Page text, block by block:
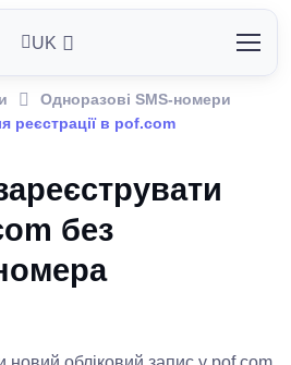
UK
Одноразові SMS-номери
реєстрації в pof.com
без